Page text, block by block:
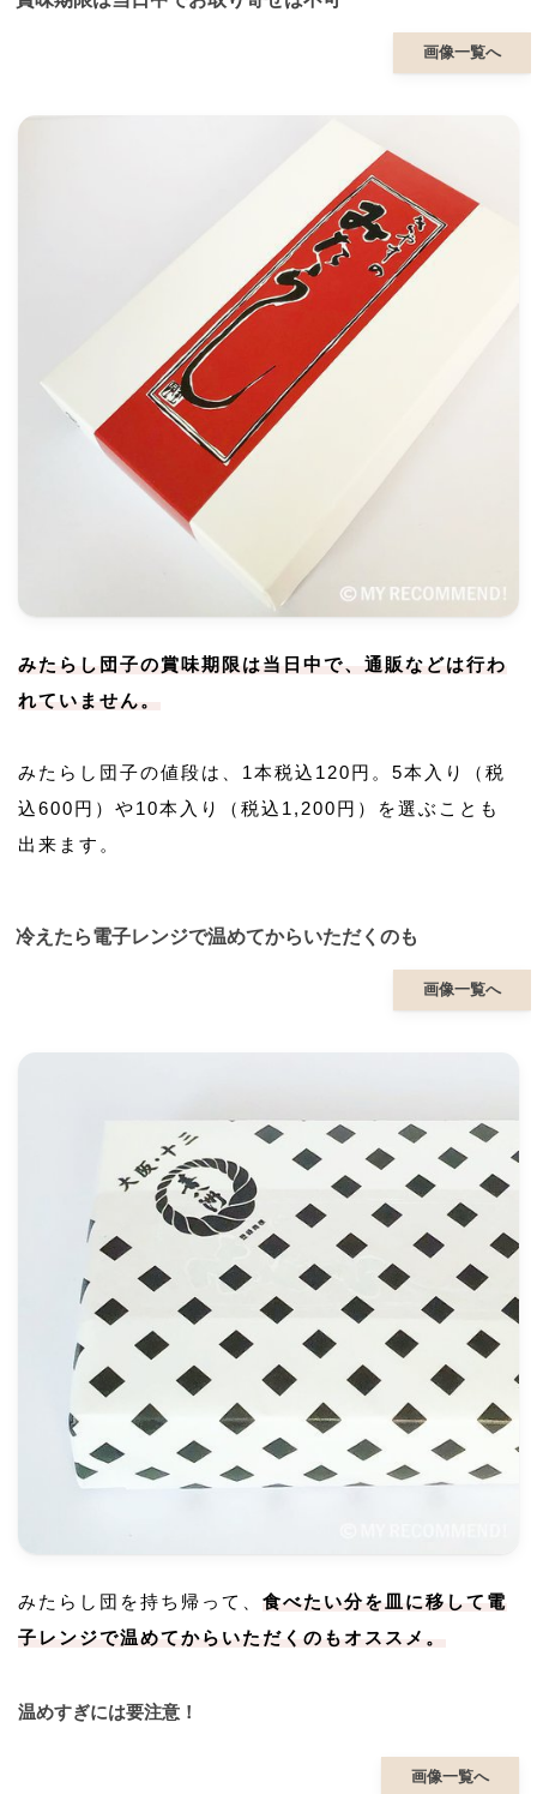
画像一覧へ
みたらし団子の賞味期限は当日中で、通販などは行わ
れていません。
みたらし団子の値段は、1本税込120円。5本入り（税
込600円）や10本入り（税込1,200円）を選ぶことも
出来ます。
冷えたら電子レンジで温めてからいただくのも
画像一覧へ
みたらし団を持ち帰って、 食べたい分を皿に移して電
子レンジで温めてからいただくのもオススメ。
温めすぎには要注意！
画像一覧へ